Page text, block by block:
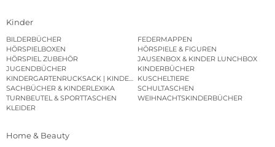
Kinder
BILDERBÜCHER
FEDERMAPPEN
HÖRSPIELBOXEN
HÖRSPIELE & FIGUREN
HÖRSPIEL ZUBEHÖR
JAUSENBOX & KINDER LUNCHBOX
JUGENDBÜCHER
KINDERBÜCHER
KINDERGARTENRUCKSACK | KINDERGARTENBEUTEL
KUSCHELTIERE
SACHBÜCHER & KINDERLEXIKA
SCHULTASCHEN
TURNBEUTEL & SPORTTASCHEN
WEIHNACHTSKINDERBÜCHER
KLEIDER
Home & Beauty